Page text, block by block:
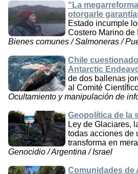
“La
otorgarle
Estado incumple
Costero Marino de
Bienes comunes / Salmoneras /
Chile
Antarctic
de dos ballenas
al Comité
Ocultamiento y manipulación de
Geopolítica de la
Ley de Glaciares,
todas acciones de
transforma en
Genocidio / Argentina / Israel
Comunidades de